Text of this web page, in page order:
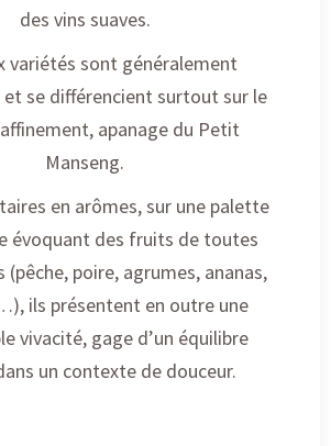
des vins suaves.
variétés sont généralement
et se différencient surtout sur le
apanage du Petit
Manseng.
en arômes, sur une palette
évoquant des fruits de toutes
(pêche, poire, agrumes, ananas,
ils présentent en outre une
vivacité, gage d’un équilibre
un contexte de douceur.